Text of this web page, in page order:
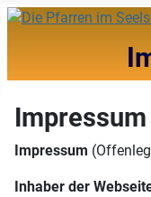
Impressum
Impressum
Inhaber der